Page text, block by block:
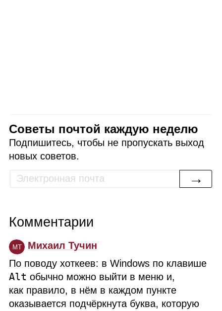
Советы почтой каждую неделю
Подпишитесь, чтобы не пропускать выход
новых советов.
→
Комментарии
МТ
Михаил Тучин
По поводу хоткеев: в Windows по клавише
Alt обычно можно выйти в меню и,
как правило, в нём в каждом пункте
оказывается подчёркнута буква, которую